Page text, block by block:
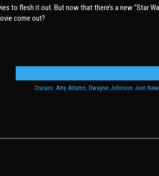
to flesh it out. But now that there’s a new “Star
come out?
Oscars: Amy Adams, Dwayne Johnson Join